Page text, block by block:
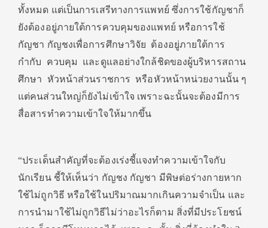
ทั้งหมด แต่เป็นการเสรีทางการแพทย์ ซึ่งการใช้กัญชาก็
ยังต้องอยู่ภายใต้การควบคุมของแพทย์ หรือการใช้
กัญชา กัญชงเพื่อการศึกษาวิจัย ต้องอยู่ภายใต้การ
กำกับ ควบคุม และดูแลอย่างใกล้ชิดของผู้บริหารสถาน
ศึกษา หัวหน้าส่วนราชการ หรือหัวหน้าหน่วยงานนั้น ๆ
แต่คนส่วนใหญ่ก็ยังไม่เข้าใจ เพราะฉะนั้นจะต้องมีการ
สื่อสารทำความเข้าใจให้มากขึ้น
“ประเด็นสำคัญที่จะต้องเร่งชี้แจงทำความเข้าใจกับ
นักเรียน ชี้ให้เห็นว่า กัญชง กัญชา มีพิษต่อร่างกายหาก
ใช้ไม่ถูกวิธี หรือใช้ในปริมาณมากเกินความจำเป็น และ
การนำมาใช้ไม่ถูกวิธีไม่ว่าอะไรก็ตาม สิ่งที่มีประโยชน์